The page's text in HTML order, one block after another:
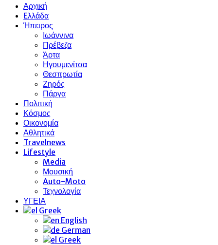
Αρχική
Eλλάδα
Ήπειρος
Ιωάννινα
Πρέβεζα
Άρτα
Ηγουμενίτσα
Θεσπρωτία
Ζηρός
Πάργα
Πολιτική
Κόσμος
Οικονομία
Αθλητικά
Travelnews
Lifestyle
Media
Μουσική
Auto-Moto
Τεχνολογία
ΥΓΕΙΑ
Greek
English
German
Greek